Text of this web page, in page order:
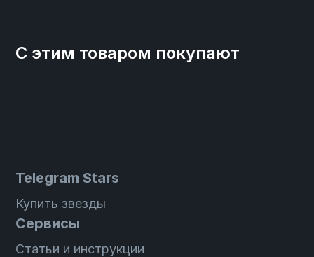
С этим товаром покупают
Telegram Stars
Купить звезды
Сервисы
Статьи и инструкции